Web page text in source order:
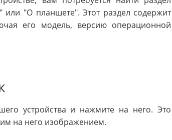
"О планшете". Этот раздел содержит
его модель, версию операционной
устройства и нажмите на него. Это
на него изображением.